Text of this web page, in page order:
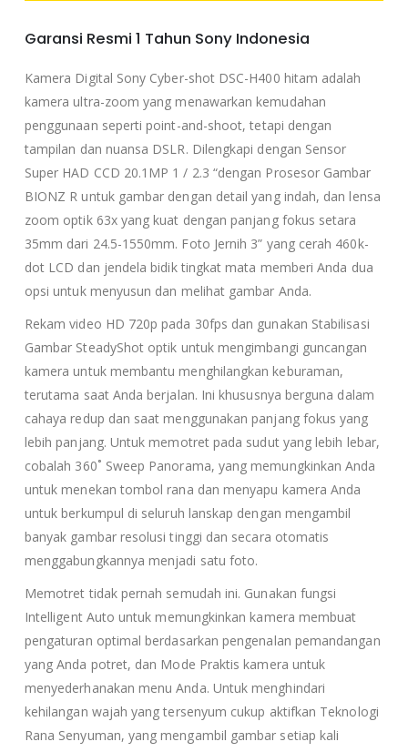
Garansi Resmi 1 Tahun Sony Indonesia
Kamera Digital Sony Cyber-shot DSC-H400 hitam adalah
kamera ultra-zoom yang menawarkan kemudahan
penggunaan seperti point-and-shoot, tetapi dengan
tampilan dan nuansa DSLR. Dilengkapi dengan Sensor
Super HAD CCD 20.1MP 1 / 2.3 “dengan Prosesor Gambar
BIONZ R untuk gambar dengan detail yang indah, dan lensa
zoom optik 63x yang kuat dengan panjang fokus setara
35mm dari 24.5-1550mm. Foto Jernih 3” yang cerah 460k-
dot LCD dan jendela bidik tingkat mata memberi Anda dua
opsi untuk menyusun dan melihat gambar Anda.
Rekam video HD 720p pada 30fps dan gunakan Stabilisasi
Gambar SteadyShot optik untuk mengimbangi guncangan
kamera untuk membantu menghilangkan keburaman,
terutama saat Anda berjalan. Ini khususnya berguna dalam
cahaya redup dan saat menggunakan panjang fokus yang
lebih panjang. Untuk memotret pada sudut yang lebih lebar,
cobalah 360˚ Sweep Panorama, yang memungkinkan Anda
untuk menekan tombol rana dan menyapu kamera Anda
untuk berkumpul di seluruh lanskap dengan mengambil
banyak gambar resolusi tinggi dan secara otomatis
menggabungkannya menjadi satu foto.
Memotret tidak pernah semudah ini. Gunakan fungsi
Intelligent Auto untuk memungkinkan kamera membuat
pengaturan optimal berdasarkan pengenalan pemandangan
yang Anda potret, dan Mode Praktis kamera untuk
menyederhanakan menu Anda. Untuk menghindari
kehilangan wajah yang tersenyum cukup aktifkan Teknologi
Rana Senyuman, yang mengambil gambar setiap kali